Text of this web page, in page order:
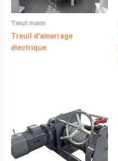
Treuil marin
Treuil d'amarrage
électrique